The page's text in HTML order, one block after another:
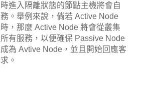
進入隔離狀態的節點主機將會自
。舉例來說，倘若 Active Node
，那麼 Active Node 將會從叢集
有服務，以便確保 Passive Node
為 Avtive Node，並且開始回應客
。